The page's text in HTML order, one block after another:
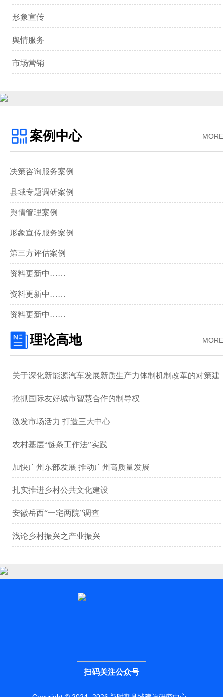
形象宣传
舆情服务
市场营销
MORE
案例中心
决策咨询服务案例
县域专题调研案例
舆情管理案例
形象宣传服务案例
第三方评估案例
资料更新中……
资料更新中……
资料更新中……
MORE
理论高地
关于深化新能源汽车发展新质生产力体制机制改革的对策建
议 ——以广汽集团为例
抢抓国际友好城市智慧合作的制导权
激发市场活力 打造三大中心
农村基层“链条工作法”实践
加快广州东部发展 推动广州高质量发展
扎实推进乡村公共文化建设
安徽岳西“一宅两院”调查
浅论乡村振兴之产业振兴
扫码关注公众号